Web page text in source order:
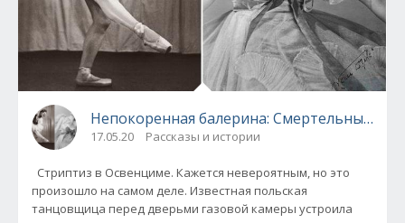
Непокоренная балерина: Смертельный
17.05.20 Рассказы и истории
Стриптиз в Освенциме. Кажется невероятным, но это
произошло на самом деле. Известная польская
танцовщица перед дверьми газовой камеры устроила